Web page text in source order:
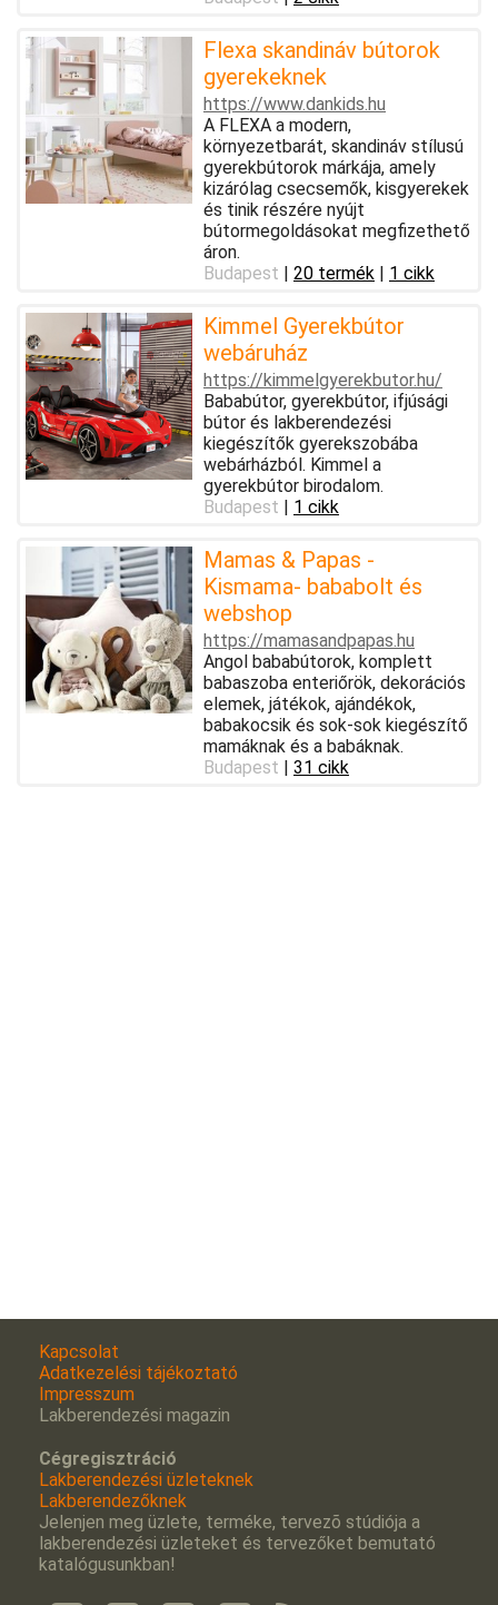
Flexa skandináv bútorok
gyerekeknek
https://www.dankids.hu
A FLEXA a modern,
környezetbarát, skandináv stílusú
gyerekbútorok márkája, amely
kizárólag csecsemők, kisgyerekek
és tinik részére nyújt
bútormegoldásokat megfizethető
áron.
Budapest | 20 termék | 1 cikk
Kimmel Gyerekbútor
webáruház
https://kimmelgyerekbutor.hu/
Bababútor, gyerekbútor, ifjúsági
bútor és lakberendezési
kiegészítők gyerekszobába
webárházból. Kimmel a
gyerekbútor birodalom.
Budapest | 1 cikk
Mamas & Papas -
Kismama- bababolt és
webshop
https://mamasandpapas.hu
Angol bababútorok, komplett
babaszoba enteriőrök, dekorációs
elemek, játékok, ajándékok,
babakocsik és sok-sok kiegészítő
mamáknak és a babáknak.
Budapest | 31 cikk
Kapcsolat
Adatkezelési tájékoztató
Impresszum
Lakberendezési magazin
Cégregisztráció
Lakberendezési üzleteknek
Lakberendezőknek
Jelenjen meg üzlete, terméke, tervezõ stúdiója a
lakberendezési üzleteket és tervezőket bemutató
katalógusunkban!